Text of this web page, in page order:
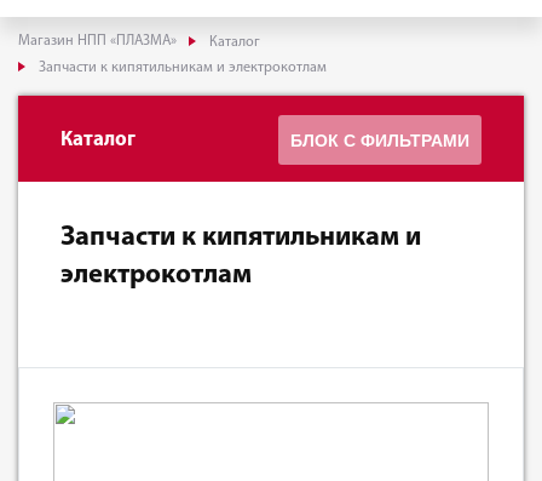
Магазин НПП «ПЛАЗМА»
Каталог
Запчасти к кипятильникам и электрокотлам
Каталог БЛОК С ФИЛЬТРАМИ
Запчасти к кипятильникам и
электрокотлам